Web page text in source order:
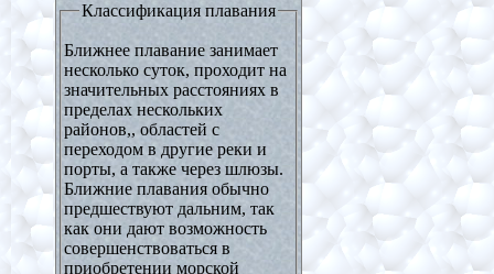
Классификация плавания
Ближнее плавание занимает
несколько суток, проходит на
значительных расстояниях в
пределах нескольких
районов,, областей с
переходом в другие реки и
порты, а также через шлюзы.
Ближние плавания обычно
предшествуют дальним, так
как они дают возможность
совершенствоваться в
приобретении морской